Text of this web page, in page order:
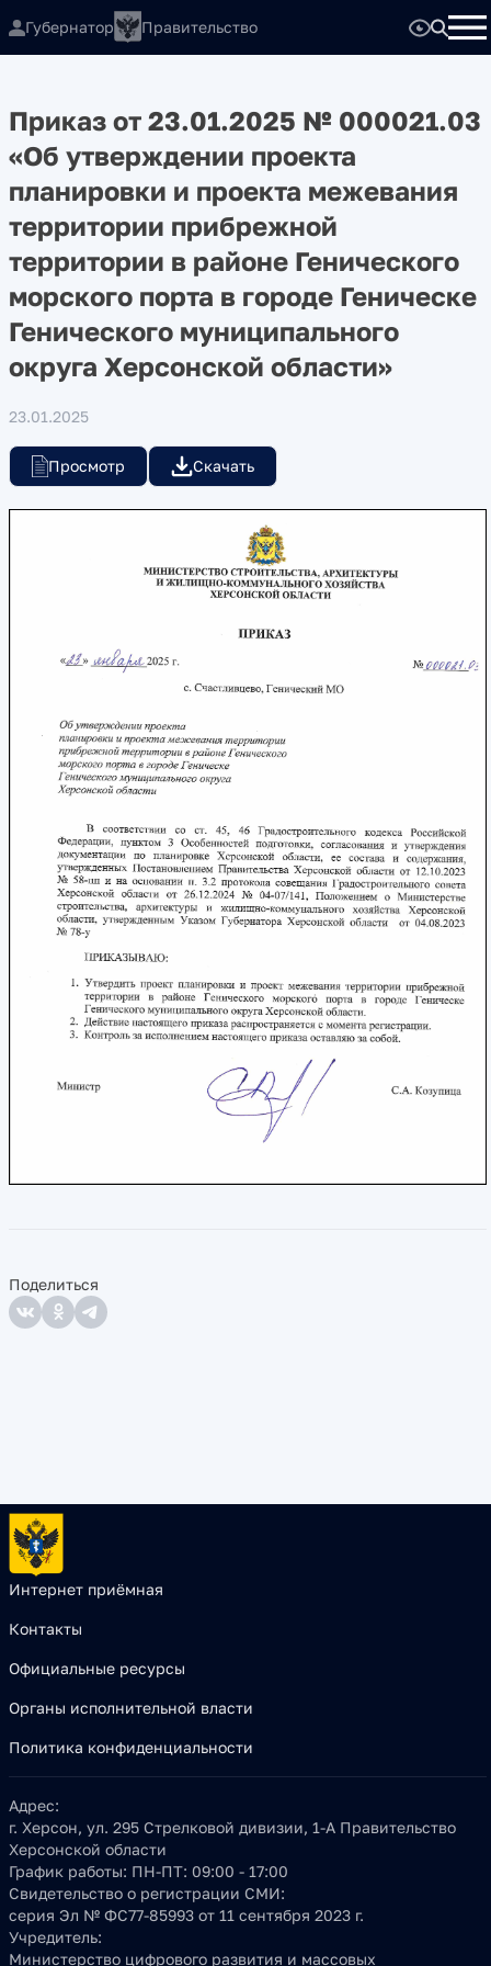
Губернатор Правительство
Приказ от 23.01.2025 № 000021.03
«Об утверждении проекта
планировки и проекта межевания
территории прибрежной
территории в районе Генического
морского порта в городе Геническе
Генического муниципального
округа Херсонской области»
23.01.2025
Просмотр Скачать
Поделиться
Интернет приёмная
Контакты
Официальные ресурсы
Органы исполнительной власти
Политика конфиденциальности
Адрес:
г. Херсон, ул. 295 Стрелковой дивизии, 1-А Правительство
Херсонской области
График работы: ПН-ПТ: 09:00 - 17:00
Свидетельство о регистрации СМИ:
серия Эл № ФС77-85993 от 11 сентября 2023 г.
Учредитель:
Министерство цифрового развития и массовых